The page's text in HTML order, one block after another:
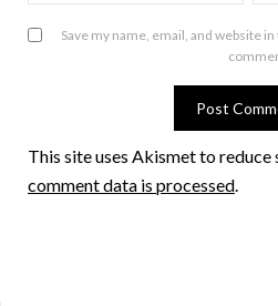
Save my name, email, and website
This site uses Akismet to reduce
comment data is processed.